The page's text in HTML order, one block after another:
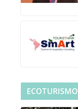
ECOTURISMO